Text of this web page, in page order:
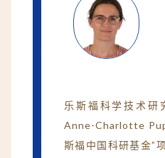
乐斯福科学技术研
Anne-Charlotte
斯福中国科研基金”